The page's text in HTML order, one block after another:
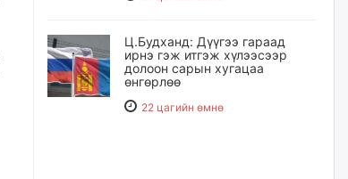
Ц.Будханд: Дүүгээ гараад
ирнэ гэж итгэж хүлээсээр
долоон сарын хугацаа
өнгөрлөө
22 цагийн өмнө